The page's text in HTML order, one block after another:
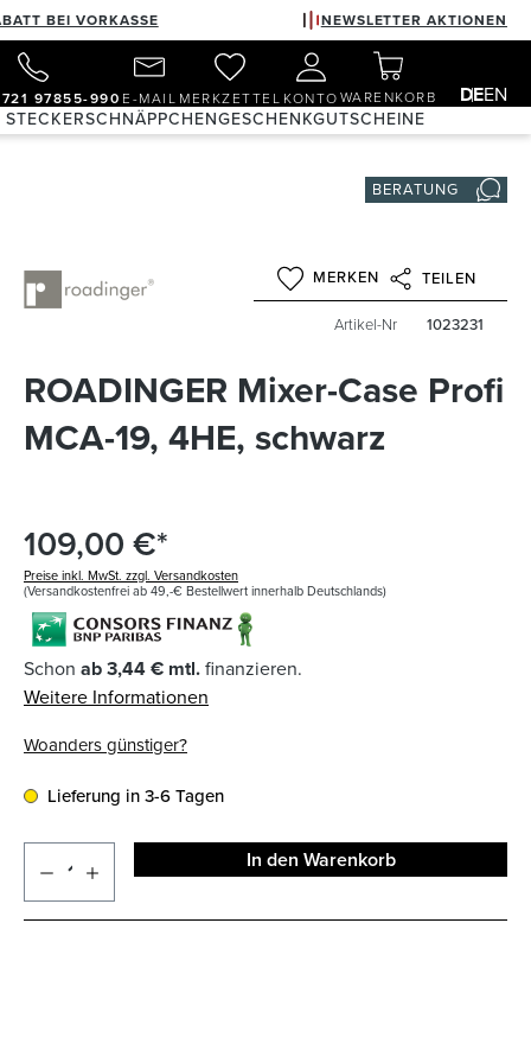
BEI VORKASSE NEWSLETTER AKTIONEN
97855-990 E-MAIL MERKZETTEL KONTOWARENKORB DEEN
SCHNÄPPCHENGESCHENKGUTSCHEINE
BERATUNG
MERKEN TEILEN
Artikel-Nr 1023231
ROADINGER Mixer-Case Profi
MCA-19, 4HE, schwarz
109,00 €*
Preise inkl. MwSt. zzgl. Versandkosten
(Versandkostenfrei ab 49,-€ Bestellwert innerhalb Deutschlands)
Schon ab 3,44 € mtl.finanzieren.
Weitere Informationen
Woanders günstiger?
Lieferung in 3-6 Tagen
In den Warenkorb